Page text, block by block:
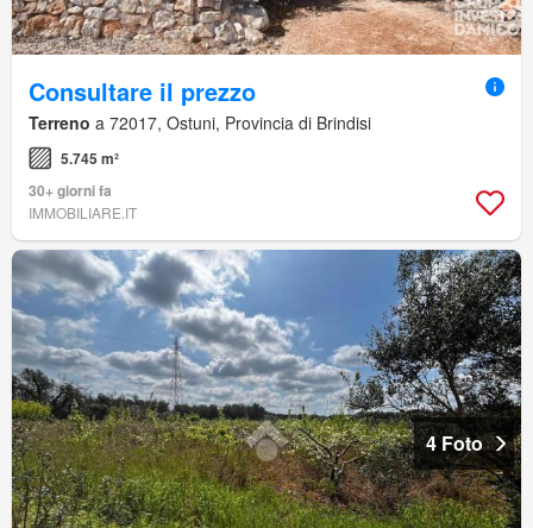
Consultare il prezzo
Terreno a 72017, Ostuni, Provincia di Brindisi
5.745 m²
30+ giorni fa
IMMOBILIARE.IT
4 Foto